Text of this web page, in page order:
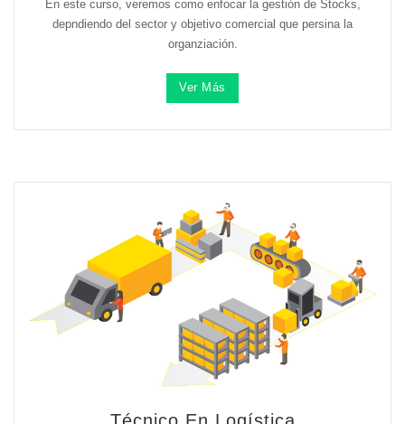
En este curso, veremos como enfocar la gestión de Stocks,
depndiendo del sector y objetivo comercial que persina la
organziación.
Ver Más